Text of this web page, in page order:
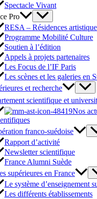
Spectacle Vivant
Pro
RESA – Résidences
Programme Mobilité Culture
Soutien à l’édition
Appels à projets partenaires
Les Focus de l’IF Paris
Les scènes et les galeries en
et recherche
scientifique et
Nos
franco-suédoise
Rapport d’activité
Newsletter scientifique
France Alumni Suède
supérieures en France
Le système d’enseignement
Les différents établissements